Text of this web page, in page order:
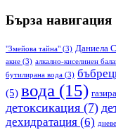
Бърза навигация
"Змейова тайна" (3) Даниела
акне (3) алкално-киселинен
бутилирана вода (3)
(5) вода (15)
детоксикация (7)
дехидратация (6)